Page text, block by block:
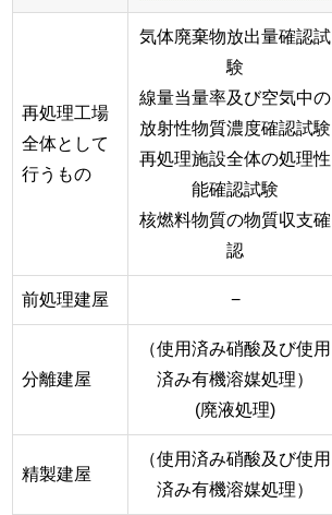
再処理工場
全体として
行うもの
気体廃棄物放出量確認試
験
線量当量率及び空気中の
放射性物質濃度確認試験
再処理施設全体の処理性
能確認試験
核燃料物質の物質収支確
認
前処理建屋 −
分離建屋
（使用済み硝酸及び使用
済み有機溶媒処理）
(廃液処理)
精製建屋
（使用済み硝酸及び使用
済み有機溶媒処理）